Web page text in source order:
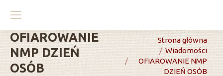
OFIAROWANIE
NMP DZIEŃ
OSÓB
You are here:Strona główna
Wiadomości
OFIAROWANIE NMP
DZIEŃ OSÓB